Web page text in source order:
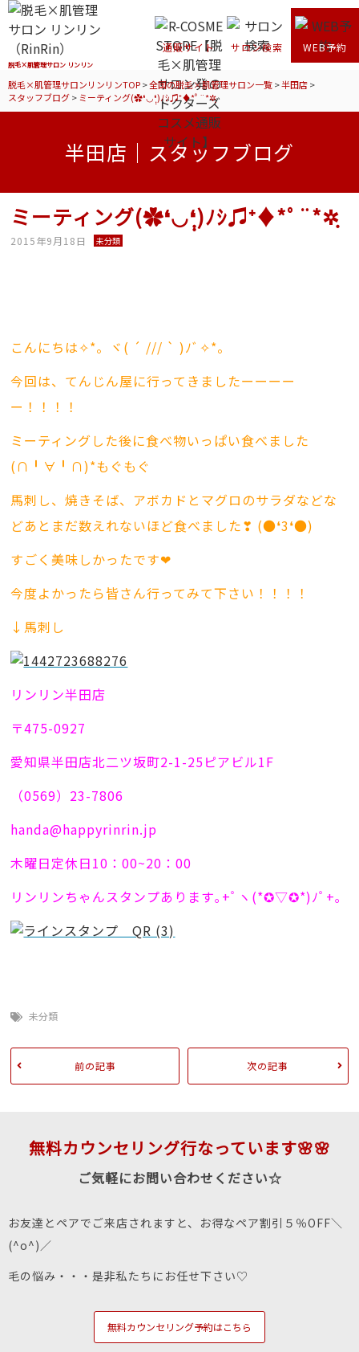
脱毛×肌管理サロン リンリン
通販サイト サロン検索 WEB予約
脱毛×肌管理サロンリンリンTOP>全国の脱毛×肌管理サロン一覧>半田店>
スタッフブログ>ミーティング(✿❛◡❛ฺฺ)ﾉｼ♫⁺♦*ﾟ¨*✲ฺ
半田店｜スタッフブログ
ミーティング(✿❛◡❛ฺฺ)ﾉｼ♫⁺♦*ﾟ¨*✲ฺ
2015年9月18日 未分類
こんにちは✧*。ヾ( ´ /// ` )ﾉﾞ✧*。
今回は、てんじん屋に行ってきましたーーーー
ー！！！！
ミーティングした後に食べ物いっぱい食べました
(∩╹∀╹∩)*もぐもぐ
馬刺し、焼きそば、アボカドとマグロのサラダなどな
どあとまだ数えれないほど食べました❣ (●❛3❛●)
すごく美味しかったです❤
今度よかったら皆さん行ってみて下さい！！！！
↓馬刺し
リンリン半田店
〒475-0927
愛知県半田店北二ツ坂町2-1-25ピアビル1F
（0569）23-7806
handa@happyrinrin.jp
木曜日定休日10：00~20：00
リンリンちゃんスタンプあります｡+ﾟヽ(*✪▽✪*)ﾉﾟ+｡
未分類
前の記事 次の記事
無料カウンセリング行なっています🌸🌸
ご気軽にお問い合わせください☆
お友達とペアでご来店されますと、お得なペア割引５％OFF＼
(^o^)／
毛の悩み・・・是非私たちにお任せ下さい♡
無料カウンセリング予約はこちら